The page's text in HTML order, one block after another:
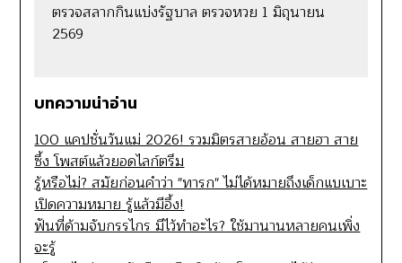
ตรวจสลากกินแบ่งรัฐบาล ตรวจหวย 1 มิถุนายน
2569
บทความน่าอ่าน
100 แคปชั่นวันแม่ 2026! รวมมิตรสายอ้อน สายฮา สาย
ซึ้ง โพสต์แล้วยอดไลก์ตรึม
รู้หรือไม่? สมัยก่อนคำว่า "ทารก" ไม่ได้หมายถึงเด็กแบเบาะ
เปิดความหมาย รู้แล้วมีอึ้ง!
ฟันที่ด้ามจับกรรไกร มีไว้ทำอะไร? ใช้มานานหลายคนเพิ่ง
จะรู้